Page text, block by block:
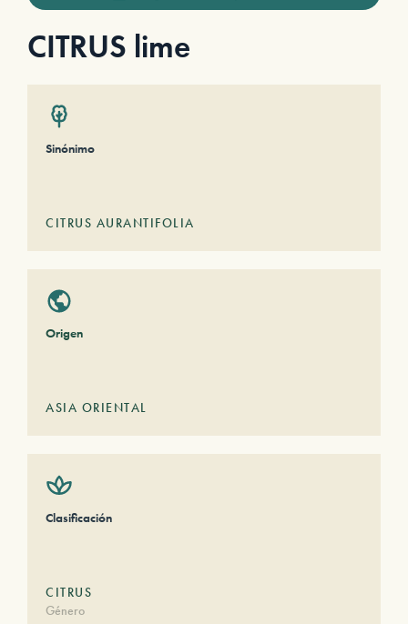
CITRUS lime
Sinónimo
CITRUS AURANTIFOLIA
Origen
ASIA ORIENTAL
Clasificación
CITRUS
Género